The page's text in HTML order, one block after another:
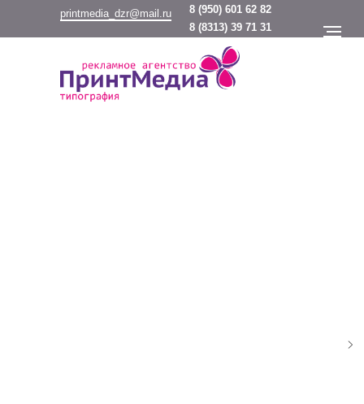
8 (950) 601 62 82
printmedia_dzr@mail.ru
8 (8313) 39 71 31